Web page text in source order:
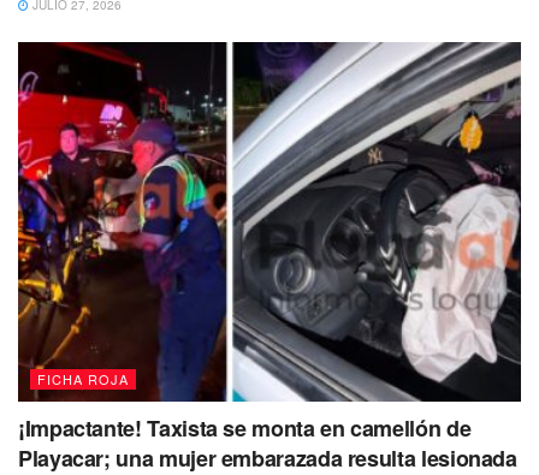
Te puede interesar Leer
JULIO 27, 2026
FICHA ROJA
¡Impactante! Taxista se monta en camellón de
Playacar; una mujer embarazada resulta lesionada